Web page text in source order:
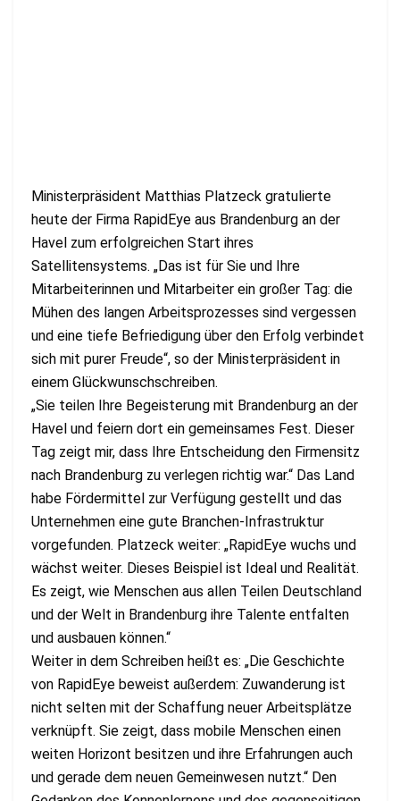
Ministerpräsident Matthias Platzeck gratulierte
heute der Firma RapidEye aus Brandenburg an der
Havel zum erfolgreichen Start ihres
Satellitensystems. „Das ist für Sie und Ihre
Mitarbeiterinnen und Mitarbeiter ein großer Tag: die
Mühen des langen Arbeitsprozesses sind vergessen
und eine tiefe Befriedigung über den Erfolg verbindet
sich mit purer Freude“, so der Ministerpräsident in
einem Glückwunschschreiben.
„Sie teilen Ihre Begeisterung mit Brandenburg an der
Havel und feiern dort ein gemeinsames Fest. Dieser
Tag zeigt mir, dass Ihre Entscheidung den Firmensitz
nach Brandenburg zu verlegen richtig war.“ Das Land
habe Fördermittel zur Verfügung gestellt und das
Unternehmen eine gute Branchen-Infrastruktur
vorgefunden. Platzeck weiter: „RapidEye wuchs und
wächst weiter. Dieses Beispiel ist Ideal und Realität.
Es zeigt, wie Menschen aus allen Teilen Deutschland
und der Welt in Brandenburg ihre Talente entfalten
und ausbauen können.“
Weiter in dem Schreiben heißt es: „Die Geschichte
von RapidEye beweist außerdem: Zuwanderung ist
nicht selten mit der Schaffung neuer Arbeitsplätze
verknüpft. Sie zeigt, dass mobile Menschen einen
weiten Horizont besitzen und ihre Erfahrungen auch
und gerade dem neuen Gemeinwesen nutzt.“ Den